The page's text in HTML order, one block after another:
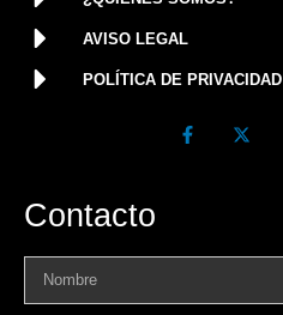
AVISO LEGAL
POLÍTICA DE PRIVACIDAD
Contacto